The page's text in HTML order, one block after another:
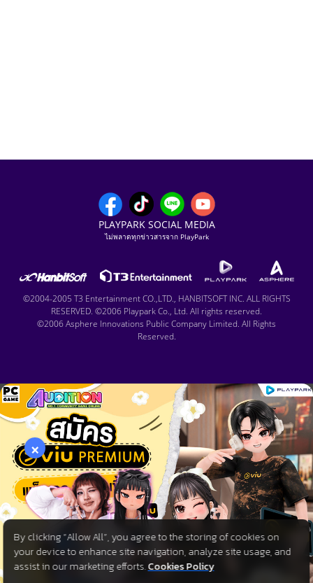
PLAYPARK SOCIAL MEDIA
ไม่พลาดทุกข่าวสารจาก PlayPark
©2004-2005 T3 Entertainment CO.,LTD., HANBITSOFT INC. ALL RIGHTS
RESERVED. ©2006 Playpark Co., Ltd. All rights reserved.
©2006 Asphere Innovations Public Company Limited. All Rights
Reserved.
×
By clicking “Allow All”, you agree to the storing of cookies on
your device to enhance site navigation, analyze site usage, and
assist in our marketing efforts.Cookies Policy